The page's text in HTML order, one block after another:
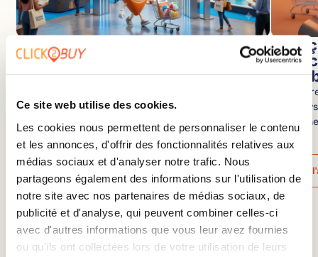
Ce site web utilise des cookies.
Les cookies nous permettent de personnaliser le contenu
et les annonces, d'offrir des fonctionnalités relatives aux
médias sociaux et d'analyser notre trafic. Nous
partageons également des informations sur l'utilisation de
notre site avec nos partenaires de médias sociaux, de
publicité et d'analyse, qui peuvent combiner celles-ci
avec d'autres informations que vous leur avez fournies
ou qu'ils ont collectées lors de votre utilisation de leurs
Click2Buy au Global Piscine &
Bien-être 2026 – Eurexpo Lyon
en France pour les professionnels de la piscine et du…
Lire l'article
Ce
Lire